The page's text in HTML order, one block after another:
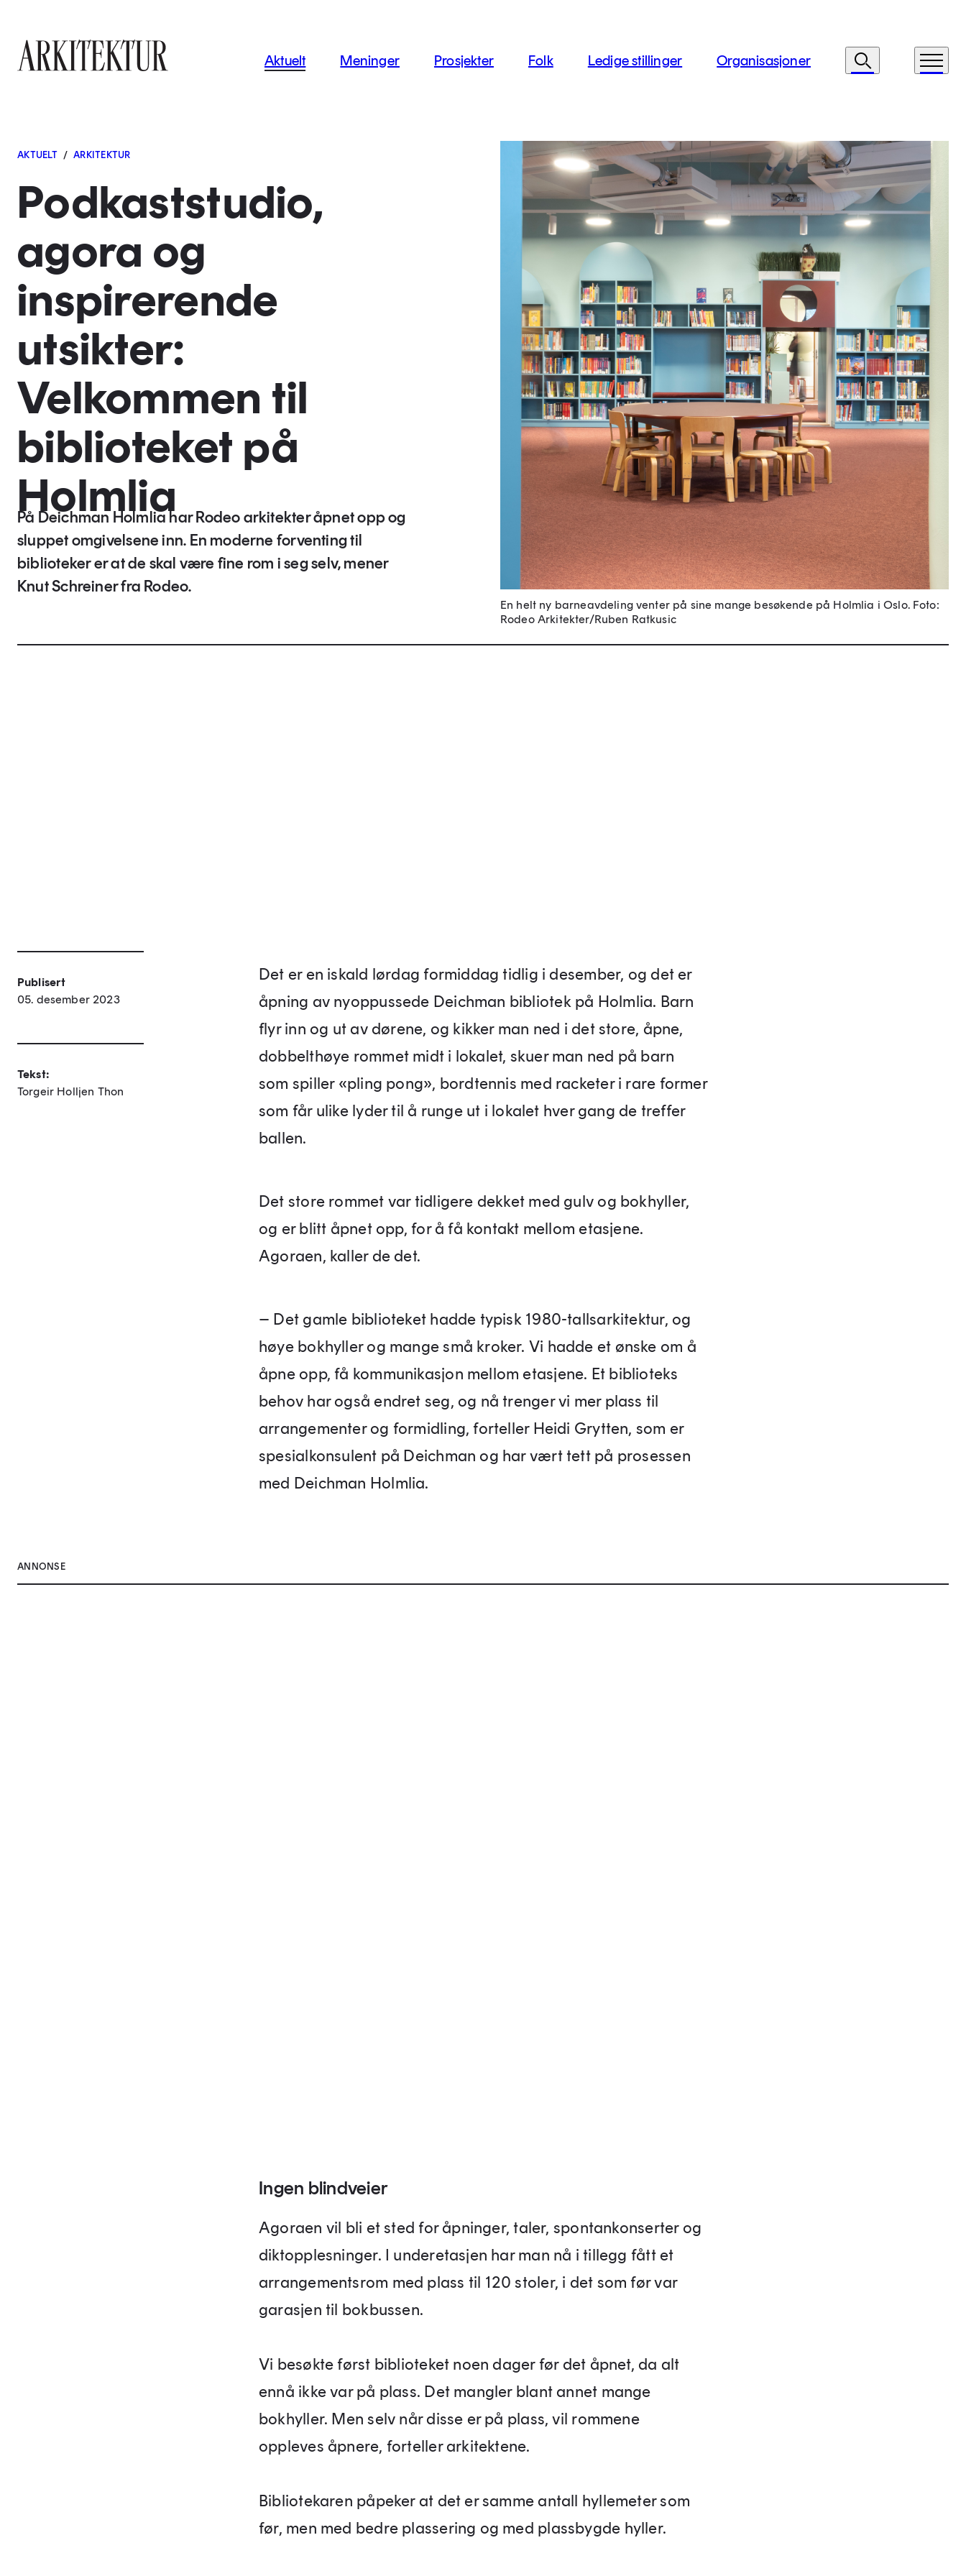
Aktuelt Meninger Prosjekter Folk Ledige stillinger Organisasjoner Søk Meny
AKTUELT / ARKITEKTUR
Podkaststudio,
agora og
inspirerende
utsikter:
Velkommen til
biblioteket på
Holmlia
På Deichman Holmlia har Rodeo arkitekter åpnet opp og
sluppet omgivelsene inn. En moderne forventing til
biblioteker er at de skal være fine rom i seg selv, mener
Knut Schreiner fra Rodeo.
En helt ny barneavdeling venter på sine mange besøkende på Holmlia i Oslo.Foto:
Rodeo Arkitekter/Ruben Ratkusic
Publisert
05. desember 2023
Tekst:
Torgeir Holljen Thon
Det er en iskald lørdag formiddag tidlig i desember, og det er
åpning av nyoppussede Deichman bibliotek på Holmlia. Barn
flyr inn og ut av dørene, og kikker man ned i det store, åpne,
dobbelthøye rommet midt i lokalet, skuer man ned på barn
som spiller «pling pong», bordtennis med racketer i rare former
som får ulike lyder til å runge ut i lokalet hver gang de treffer
ballen.
Det store rommet var tidligere dekket med gulv og bokhyller,
og er blitt åpnet opp, for å få kontakt mellom etasjene.
Agoraen, kaller de det.
– Det gamle biblioteket hadde typisk 1980-tallsarkitektur, og
høye bokhyller og mange små kroker. Vi hadde et ønske om å
åpne opp, få kommunikasjon mellom etasjene. Et biblioteks
behov har også endret seg, og nå trenger vi mer plass til
arrangementer og formidling, forteller Heidi Grytten, som er
spesialkonsulent på Deichman og har vært tett på prosessen
med Deichman Holmlia.
ANNONSE
Ingen blindveier
Agoraen vil bli et sted for åpninger, taler, spontankonserter og
diktopplesninger. I underetasjen har man nå i tillegg fått et
arrangementsrom med plass til 120 stoler, i det som før var
garasjen til bokbussen.
Vi besøkte først biblioteket noen dager før det åpnet, da alt
ennå ikke var på plass. Det mangler blant annet mange
bokhyller. Men selv når disse er på plass, vil rommene
oppleves åpnere, forteller arkitektene.
Bibliotekaren påpeker at det er samme antall hyllemeter som
før, men med bedre plassering og med plassbygde hyller.